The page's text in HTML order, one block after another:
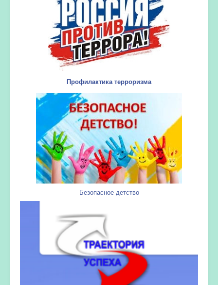
Профилактика терроризма
Безопасное детство